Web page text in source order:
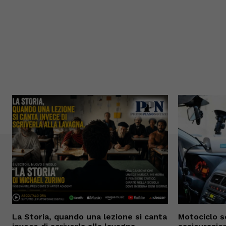
La Storia, quando una lezione si canta
Motociclo